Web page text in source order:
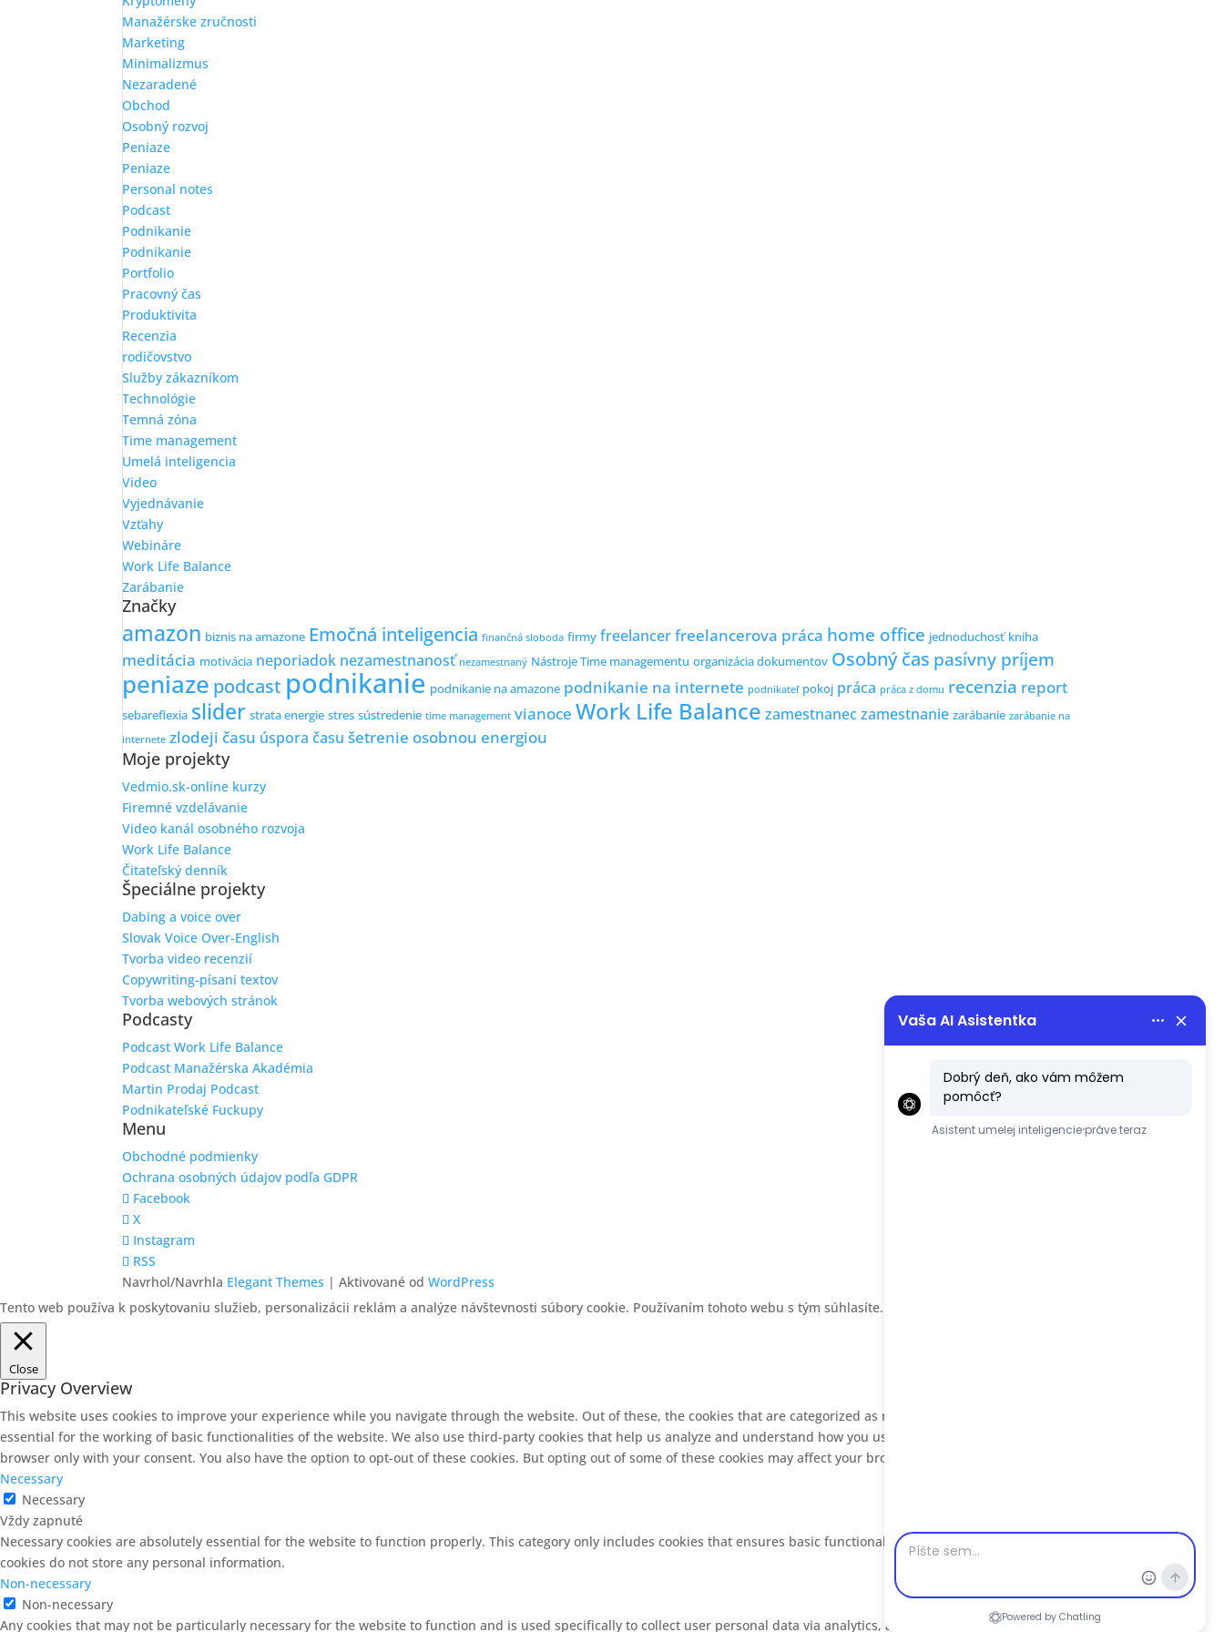
Manažérske zručnosti
Marketing
Minimalizmus
Nezaradené
Obchod
Osobný rozvoj
Peniaze
Peniaze
Personal notes
Podcast
Podnikanie
Podnikanie
Portfolio
Pracovný čas
Produktivita
Recenzia
rodičovstvo
Služby zákazníkom
Technológie
Temná zóna
Time management
Umelá inteligencia
Video
Vyjednávanie
Vzťahy
Webináre
Work Life Balance
Zarábanie
Značky
amazon biznis na amazone Emočná inteligencia finančná sloboda firmy freelancer freelancerova práca home office jednoduchosť kniha
meditácia motivácia neporiadok nezamestnanosť nezamestnaný Nástroje Time managementu organizácia dokumentov Osobný čas pasívny príjem
peniaze podcast podnikanie podnikanie na amazone podnikanie na internete podnikateľ pokoj práca práca z domu recenzia report
sebareflexia slider strata energie stres sústredenie time management vianoce Work Life Balance zamestnanec zamestnanie zarábanie zarábanie na
internete zlodeji času úspora času šetrenie osobnou energiou
Moje projekty
Vedmio.sk-online kurzy
Firemné vzdelávanie
Video kanál osobného rozvoja
Work Life Balance
Čitateľský denník
Špeciálne projekty
Dabing a voice over
Slovak Voice Over-English
Tvorba video recenzií
Copywriting-písani textov
Tvorba webových stránok
Podcasty
Podcast Work Life Balance
Podcast Manažérska Akadémia
Martin Prodaj Podcast
Podnikateľské Fuckupy
Menu
Obchodné podmienky
Ochrana osobných údajov podľa GDPR
Facebook
X
Instagram
RSS
Navrhol/Navrhla Elegant Themes | Aktivované odWordPress
Tento web používa k poskytovaniu služieb, personalizácii reklám a analýze návštevnosti súbory cookie. Používaním tohoto webu s tým súhlasíte.
Close
Privacy Overview
This website uses cookies to improve your experience while you navigate through the website. Out of these, the cookies that are categorized as necessary are stored on your browser as they are
essential for the working of basic functionalities of the website. We also use third-party cookies that help us analyze and understand how you use this website. These cookies will be stored in your
browser only with your consent. You also have the option to opt-out of these cookies. But opting out of some of these cookies may affect your browsing experience.
Necessary
Necessary
Vždy zapnuté
Necessary cookies are absolutely essential for the website to function properly. This category only includes cookies that ensures basic functionalities and security features of the website. These
cookies do not store any personal information.
Non-necessary
Non-necessary
Any cookies that may not be particularly necessary for the website to function and is used specifically to collect user personal data via analytics, ads, other embedded contents are termed as non-